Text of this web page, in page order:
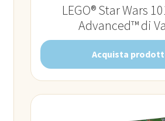
LEGO® Star Wars
Advanced™ di
Acquista